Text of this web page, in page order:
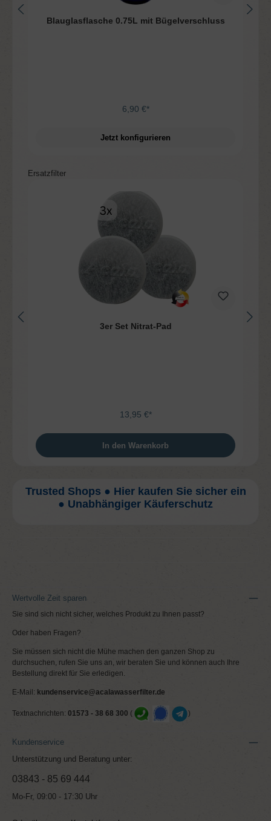
Blauglasflasche 0.75L mit Bügelverschluss
6,90 €*
Jetzt konfigurieren
Produktgalerie überspringen
Ersatzfilter
3er Set Nitrat-Pad
13,95 €*
In den Warenkorb
Trusted Shops ● Hier kaufen Sie sicher ein
● Unabhängiger Käuferschutz
Wertvolle Zeit sparen
Sie sind sich nicht sicher, welches Produkt zu Ihnen passt?
Oder haben Fragen?
Sie müssen sich nicht die Mühe machen den ganzen Shop zu
durchsuchen, rufen Sie uns an, wir beraten Sie und können auch Ihre
Bestellung direkt für Sie erledigen.
E-Mail: kundenservice@acalawasserfilter.de
Textnachrichten: 01573 - 38 68 300 ( )
Kundenservice
Unterstützung und Beratung unter:
03843 - 85 69 444
Mo-Fr, 09:00 - 17:30 Uhr